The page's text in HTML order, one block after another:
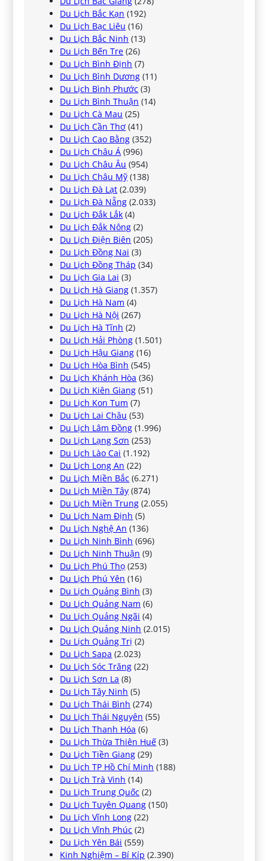
Du Lịch Bắc Kạn (192)
Du Lịch Bạc Liêu (16)
Du Lịch Bắc Ninh (13)
Du Lịch Bến Tre (26)
Du Lịch Bình Định (7)
Du Lịch Bình Dương (11)
Du Lịch Bình Phước (3)
Du Lịch Bình Thuận (14)
Du Lịch Cà Mau (25)
Du Lịch Cần Thơ (41)
Du Lịch Cao Bằng (352)
Du Lịch Châu Á (996)
Du Lịch Châu Âu (954)
Du Lịch Châu Mỹ (138)
Du Lịch Đà Lạt (2.039)
Du Lịch Đà Nẵng (2.033)
Du Lịch Đắk Lắk (4)
Du Lịch Đắk Nông (2)
Du Lịch Điện Biên (205)
Du Lịch Đồng Nai (3)
Du Lịch Đồng Tháp (34)
Du Lịch Gia Lai (3)
Du Lịch Hà Giang (1.357)
Du Lịch Hà Nam (4)
Du Lịch Hà Nội (267)
Du Lịch Hà Tĩnh (2)
Du Lịch Hải Phòng (1.501)
Du Lịch Hậu Giang (16)
Du Lịch Hòa Bình (545)
Du Lịch Khánh Hòa (36)
Du Lịch Kiên Giang (51)
Du Lịch Kon Tum (7)
Du Lịch Lai Châu (53)
Du Lịch Lâm Đồng (1.996)
Du Lịch Lạng Sơn (253)
Du Lịch Lào Cai (1.192)
Du Lịch Long An (22)
Du Lịch Miền Bắc (6.271)
Du Lịch Miền Tây (874)
Du Lịch Miền Trung (2.055)
Du Lịch Nam Định (5)
Du Lịch Nghệ An (136)
Du Lịch Ninh Bình (696)
Du Lịch Ninh Thuận (9)
Du Lịch Phú Thọ (253)
Du Lịch Phú Yên (16)
Du Lịch Quảng Bình (3)
Du Lịch Quảng Nam (6)
Du Lịch Quảng Ngãi (4)
Du Lịch Quảng Ninh (2.015)
Du Lịch Quảng Trị (2)
Du Lịch Sapa (2.023)
Du Lịch Sóc Trăng (22)
Du Lịch Sơn La (8)
Du Lịch Tây Ninh (5)
Du Lịch Thái Bình (274)
Du Lịch Thái Nguyên (55)
Du Lịch Thanh Hóa (6)
Du Lịch Thừa Thiên Huế (3)
Du Lịch Tiền Giang (29)
Du Lịch TP Hồ Chí Minh (188)
Du Lịch Trà Vinh (14)
Du Lịch Trung Quốc (2)
Du Lịch Tuyên Quang (150)
Du Lịch Vĩnh Long (22)
Du Lịch Vĩnh Phúc (2)
Du Lịch Yên Bái (559)
Kinh Nghiệm – Bí Kíp (2.390)